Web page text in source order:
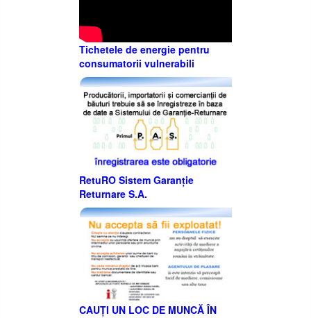
Tichetele de energie pentru
consumatorii vulnerabili
RetuRO Sistem Garanție
Returnare S.A.
CAUȚI UN LOC DE MUNCĂ ÎN